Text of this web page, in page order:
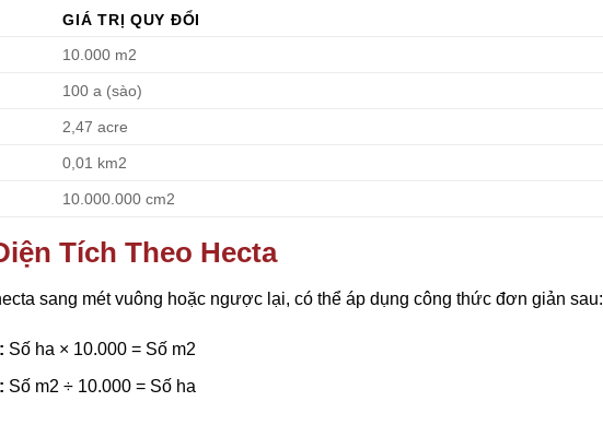
GIÁ TRỊ QUY ĐỔI
10.000 m2
100 a (sào)
2,47 acre
0,01 km2
10.000.000 cm2
Tích Theo Hecta
sang mét vuông hoặc ngược lại, có thể áp dụng công thức đơn giản sau:
Số ha × 10.000 = Số m2
Số m2 ÷ 10.000 = Số ha